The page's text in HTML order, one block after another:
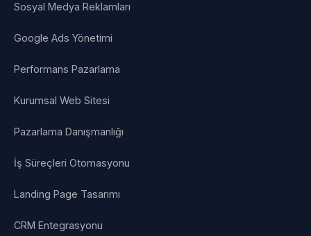
Sosyal Medya Reklamları
Google Ads Yönetimi
Performans Pazarlama
Kurumsal Web Sitesi
Pazarlama Danışmanlığı
İş Süreçleri Otomasyonu
Landing Page Tasarımı
CRM Entegrasyonu